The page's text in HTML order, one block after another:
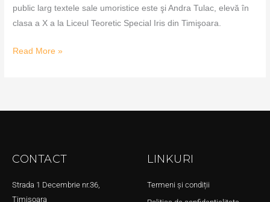
public larg textele sale umoristice este şi Andra Tulac, elevă în
clasa a X a la Liceul Teoretic Special Iris din Timişoara.
Read More »
CONTACT
Strada 1 Decembrie nr.36,
Timișoara
LINKURI
Termeni și condiții